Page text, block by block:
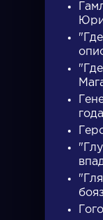
года